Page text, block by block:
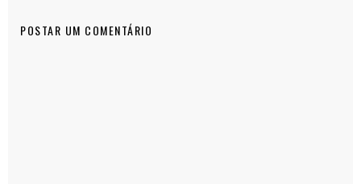
POSTAR UM COMENTÁRIO